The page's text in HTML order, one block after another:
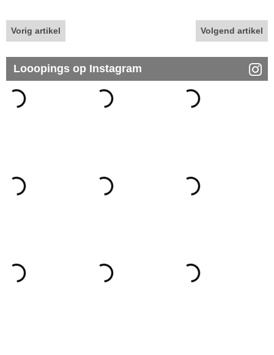
Vorig artikel Volgend artikel
Looopings op Instagram